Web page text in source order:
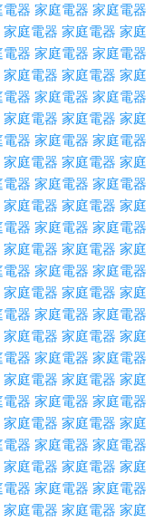
電器 家庭電器 家庭電器
家庭電器 家庭電器 家庭
電器 家庭電器 家庭電器
家庭電器 家庭電器 家庭
電器 家庭電器 家庭電器
家庭電器 家庭電器 家庭
電器 家庭電器 家庭電器
家庭電器 家庭電器 家庭
電器 家庭電器 家庭電器
家庭電器 家庭電器 家庭
電器 家庭電器 家庭電器
家庭電器 家庭電器 家庭
電器 家庭電器 家庭電器
家庭電器 家庭電器 家庭
電器 家庭電器 家庭電器
家庭電器 家庭電器 家庭
電器 家庭電器 家庭電器
家庭電器 家庭電器 家庭
電器 家庭電器 家庭電器
家庭電器 家庭電器 家庭
電器 家庭電器 家庭電器
家庭電器 家庭電器 家庭
電器 家庭電器 家庭電器
家庭電器 家庭電器 家庭